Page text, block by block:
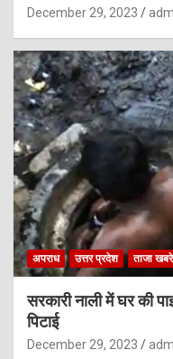
December 29, 2023
अपराध उत्तर प्रदेश ताजा खबरे
सरकारी नाली में घर की
पिटाई
December 29, 2023